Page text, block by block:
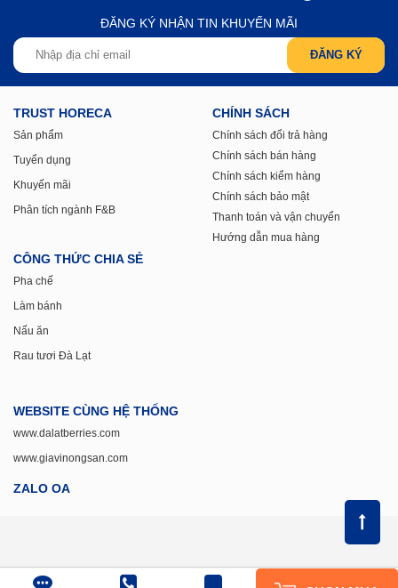
ĐĂNG KÝ NHẬN TIN KHUYẾN MÃI
TRUST HORECA
Sản phẩm
Tuyển dụng
Khuyến mãi
Phân tích ngành F&B
CHÍNH SÁCH
Chính sách đổi trả hàng
Chính sách bán hàng
Chính sách kiểm hàng
Chính sách bảo mật
Thanh toán và vận chuyển
Hướng dẫn mua hàng
CÔNG THỨC CHIA SẺ
Pha chế
Làm bánh
Nấu ăn
Rau tươi Đà Lạt
WEBSITE CÙNG HỆ THỐNG
www.dalatberries.com
www.giavinongsan.com
ZALO OA